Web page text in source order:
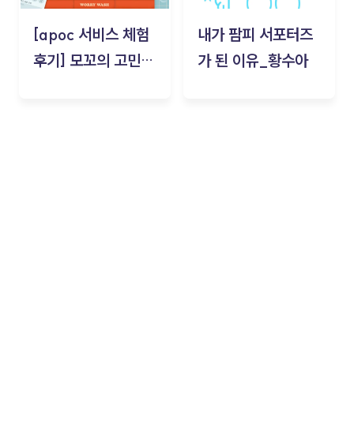
[apoc 서비스 체험
후기] 모꼬의 고민세
내가 팜피 서포터즈
가 된 이유_황수아